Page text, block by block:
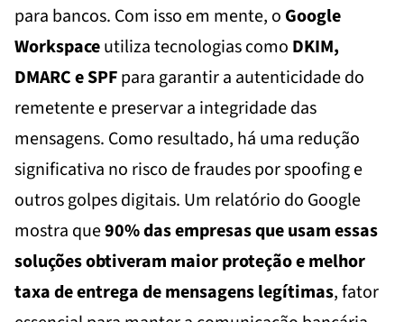
para bancos. Com isso em mente, o Google
Workspaceutiliza tecnologias como DKIM,
DMARC e SPFpara garantir a autenticidade do
remetente e preservar a integridade das
mensagens. Como resultado, há uma redução
significativa no risco de fraudes por spoofing e
outros golpes digitais. Um relatório do Google
mostra que90% das empresas que usam essas
soluções obtiveram maior proteção e melhor
taxa de entrega de mensagens legítimas, fator